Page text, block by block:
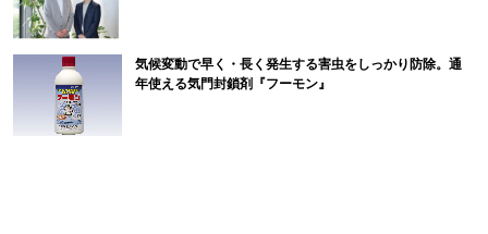
気候変動で早く・長く発生する害虫をしっかり防除。通
年使える気門封鎖剤『フーモン』